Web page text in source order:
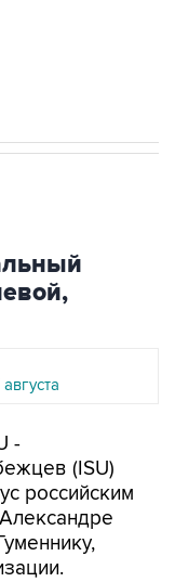
-
(ISU)
российским